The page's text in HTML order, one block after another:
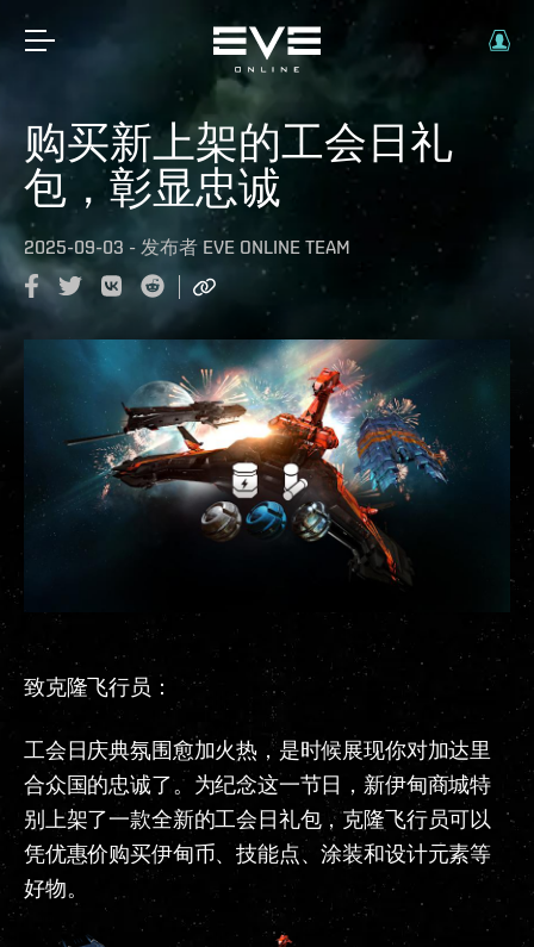
购买新上架的工会日礼
包，彰显忠诚
2025-09-03 - 发布者 EVE ONLINE TEAM
致克隆飞行员：
工会日庆典氛围愈加火热，是时候展现你对加达里
合众国的忠诚了。为纪念这一节日，新伊甸商城特
别上架了一款全新的工会日礼包，克隆飞行员可以
凭优惠价购买伊甸币、技能点、涂装和设计元素等
好物。